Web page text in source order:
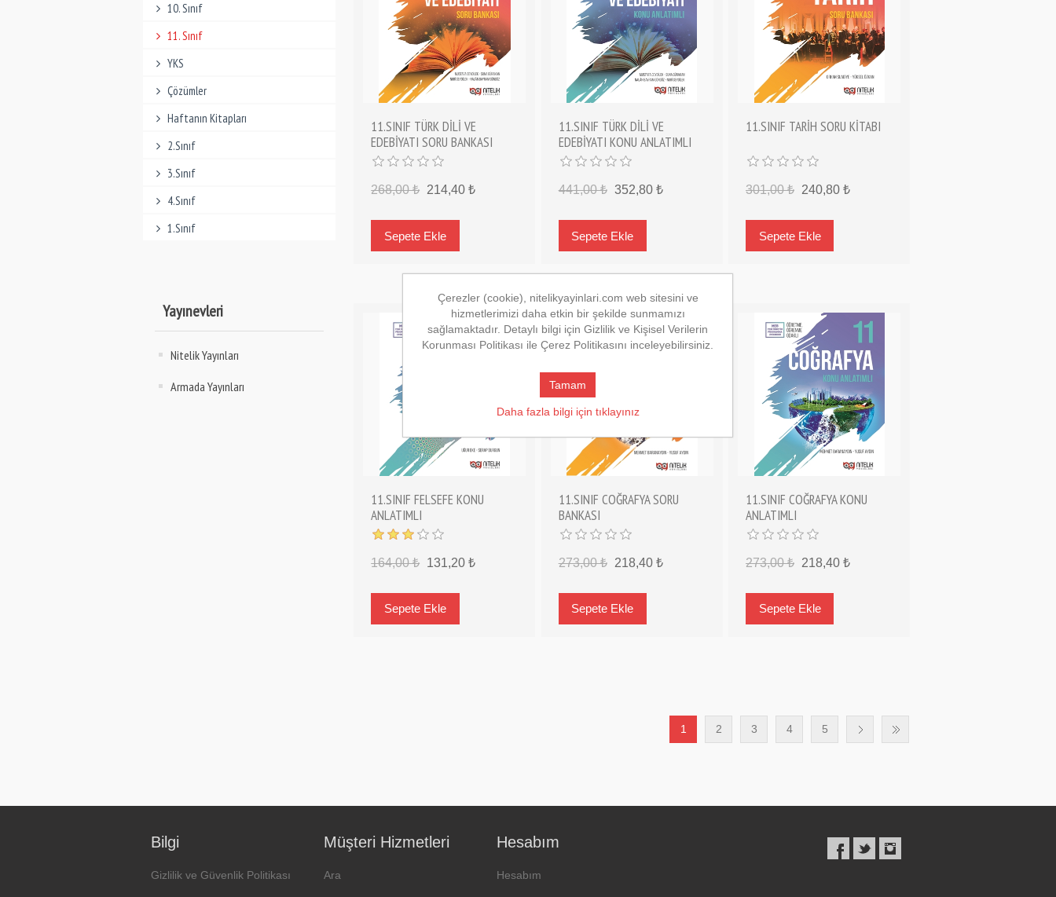
10. Sınıf
11. Sınıf
YKS
Çözümler
Haftanın Kitapları
2.Sınıf
3.Sınıf
4.Sınıf
1.Sınıf
Yayınevleri
Nitelik Yayınları
Armada Yayınları
11.SINIF TÜRK DİLİ VE
EDEBİYATI SORU BANKASI
268,00 ₺ 214,40 ₺
11.SINIF TÜRK DİLİ VE
EDEBİYATI KONU ANLATIMLI
441,00 ₺ 352,80 ₺
11.SINIF TARİH SORU KİTABI
301,00 ₺ 240,80 ₺
11.SINIF FELSEFE KONU
ANLATIMLI
164,00 ₺ 131,20 ₺
11.SINIF COĞRAFYA SORU
BANKASI
273,00 ₺ 218,40 ₺
11.SINIF COĞRAFYA KONU
ANLATIMLI
273,00 ₺ 218,40 ₺
1 2 3 4 5
Bilgi
Gizlilik ve Güvenlik Politikası
Müşteri Hizmetleri
Ara
Hesabım
Hesabım
Çerezler (cookie), nitelikyayinlari.com web sitesini ve
hizmetlerimizi daha etkin bir şekilde sunmamızı
sağlamaktadır. Detaylı bilgi için Gizlilik ve Kişisel Verilerin
Korunması Politikası ile Çerez Politikasını inceleyebilirsiniz.
Tamam
Daha fazla bilgi için tıklayınız